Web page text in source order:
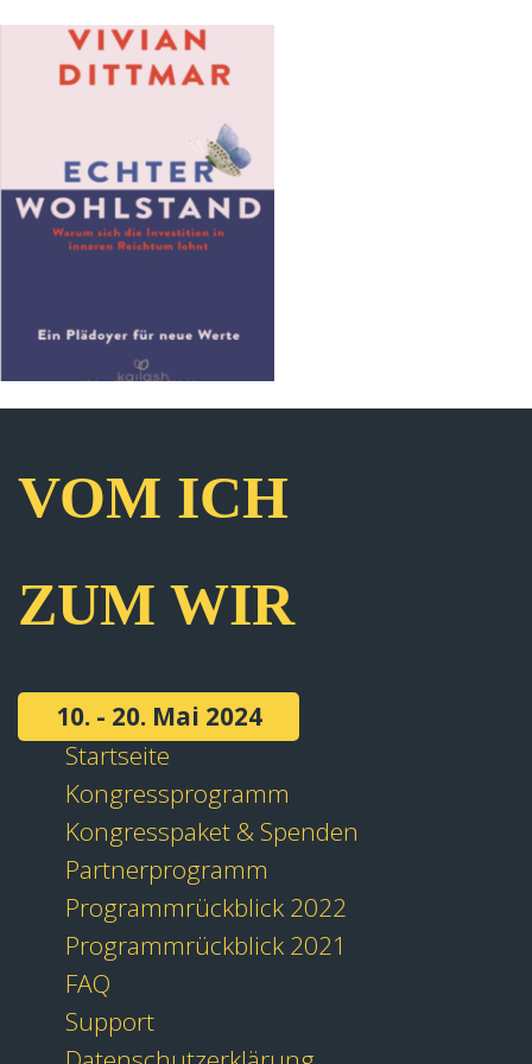
VOM ICH
ZUM WIR
10. - 20. Mai 2024
Startseite
Kongressprogramm
Kongresspaket & Spenden
Partnerprogramm
Programmrückblick 2022
Programmrückblick 2021
FAQ
Support